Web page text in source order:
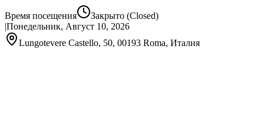
Время посещения Закрыто (Closed)
|Понедельник, Август 10, 2026
Lungotevere Castello, 50, 00193 Roma, Италия